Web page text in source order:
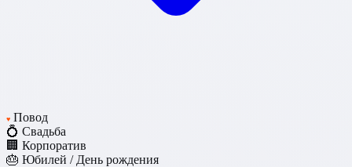
♥ Повод
💍 Свадьба
🏢 Корпоратив
🎂 Юбилей / День рождения